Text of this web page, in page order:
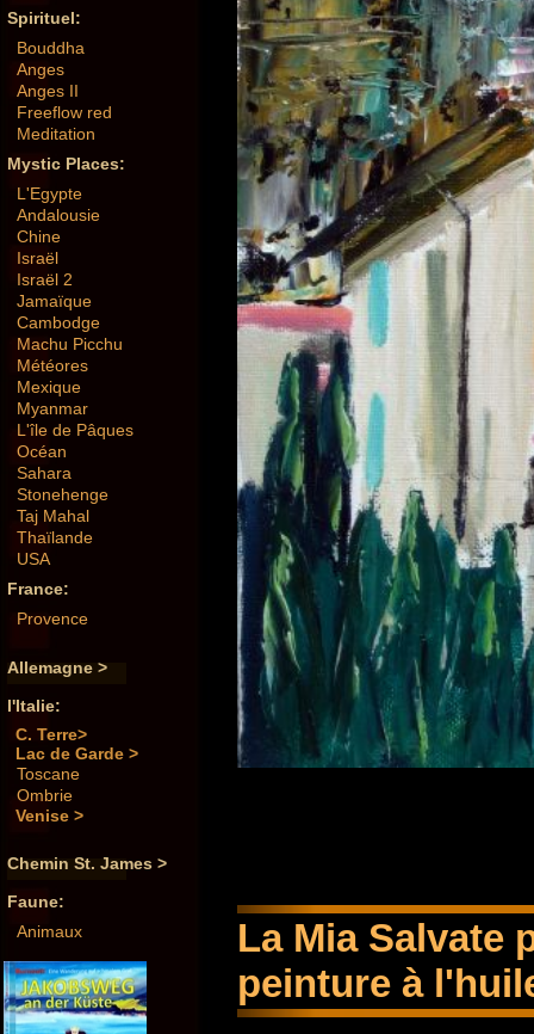
Spirituel:
Bouddha
Anges
Anges II
Freeflow red
Meditation
Mystic Places:
L'Egypte
Andalousie
Chine
Israël
Israël 2
Jamaïque
Cambodge
Machu Picchu
Météores
Mexique
Myanmar
L'île de Pâques
Océan
Sahara
Stonehenge
Taj Mahal
Thaïlande
USA
France:
Provence
Allemagne >
l'Italie:
C. Terre>
Lac de Garde >
Toscane
Ombrie
Venise >
Chemin St. James >
Faune:
Animaux
La Mia Salvate
peinture à